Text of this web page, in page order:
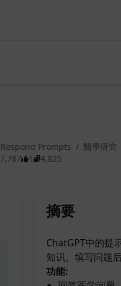
Respond Prompts / 醫學研究
7,787
1 4,825
摘要
ChatGPT中的提
知识。填写问题
功能: